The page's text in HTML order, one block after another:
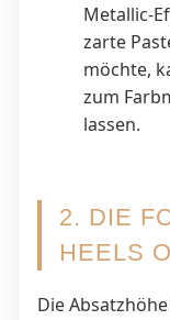
Metallic-
zarte
möchte,
zum
lassen.
2. DIE
HEELS
Die